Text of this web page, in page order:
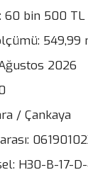
60 bin 500 TL
549,99
2026
/ Çankaya
H30-B-17-